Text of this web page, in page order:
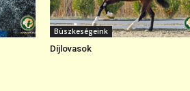
Büszkeségeink
Díjlovasok